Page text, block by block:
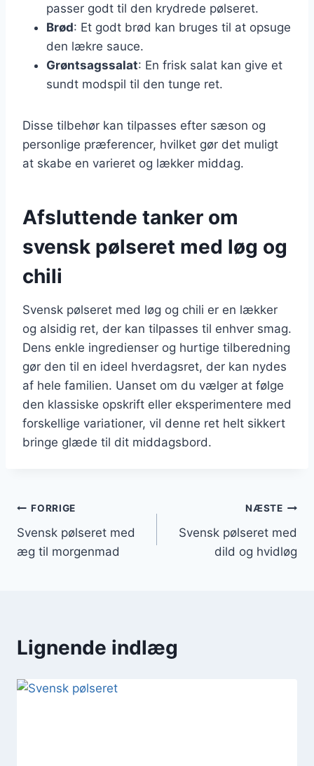
passer godt til den krydrede pølseret.
Brød: Et godt brød kan bruges til at opsuge
den lækre sauce.
Grøntsagssalat: En frisk salat kan give et
sundt modspil til den tunge ret.
Disse tilbehør kan tilpasses efter sæson og
personlige præferencer, hvilket gør det muligt
at skabe en varieret og lækker middag.
Afsluttende tanker om
svensk pølseret med løg og
chili
Svensk pølseret med løg og chili er en lækker
og alsidig ret, der kan tilpasses til enhver smag.
Dens enkle ingredienser og hurtige tilberedning
gør den til en ideel hverdagsret, der kan nydes
af hele familien. Uanset om du vælger at følge
den klassiske opskrift eller eksperimentere med
forskellige variationer, vil denne ret helt sikkert
bringe glæde til dit middagsbord.
Indlægsnavigation
FORRIGE
Svensk pølseret med
æg til morgenmad
NÆSTE
Svensk pølseret med
dild og hvidløg
Lignende indlæg